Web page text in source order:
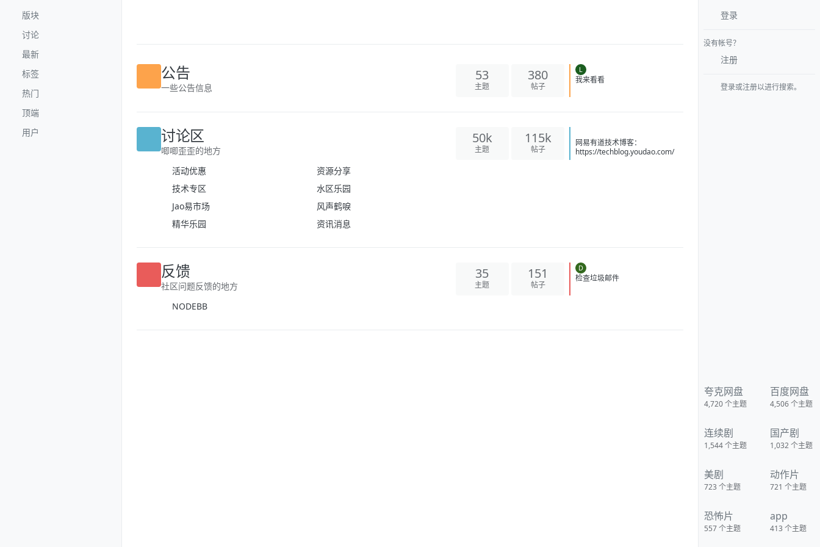
版块
讨论
最新
标签
热门
顶端
用户
公告 53 380 L
讨论区
唧唧歪歪的地方
活动优惠
资源分享
技术专区
水区乐园
Jao易市场
风声鹤唳
50k 115k
网易有道技术博客：
反馈
社区问题反馈的地方
35 151 D
登录
没有帐号？
注册
登录或注册以进行搜索。
夸克网盘
4,720个主题
百度网盘
4,506个主题
连续剧
1,544个主题
国产剧
1,032个主题
美剧
723个主题
动作片
721 个主题
恐怖片
557个主题
app
413个主题